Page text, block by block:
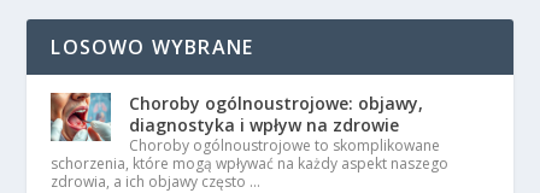
LOSOWO WYBRANE
Choroby ogólnoustrojowe: objawy,
diagnostyka i wpływ na zdrowie
Choroby ogólnoustrojowe to skomplikowane
schorzenia, które mogą wpływać na każdy aspekt naszego
zdrowia, a ich objawy często …